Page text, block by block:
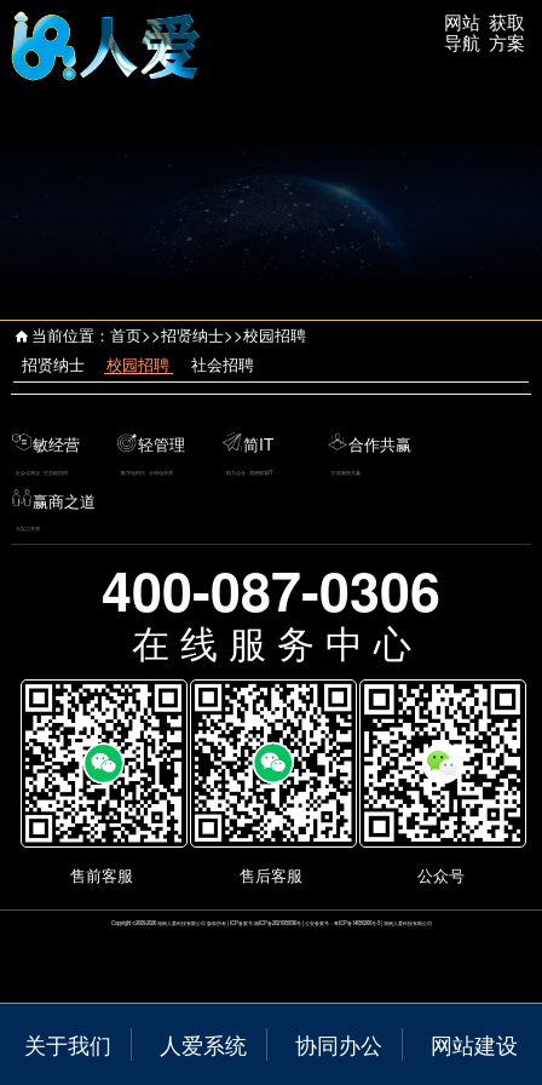
网站
导航
获取
方案
当前位置： 首页>>招贤纳士>>校园招聘
招贤纳士
校园招聘 社会招聘
敏经营
社会化商业 · 生态链协同
轻管理
数字化时代 · 全球化经营
简IT
助力企业 · 简便部署IT
合作共赢
打造聚势共赢
赢商之道
与实力并肩
400-087-0306
在 线 服 务 中 心
售前客服 售后客服 公众号
Copyright©2009-2026湖南人爱科技有限公司版权所有 | ICP备案号:湘ICP备2021005036号| 公安备案号：粤ICP备14050266号-5 | 湖南人爱科技有限公司
关于我们 人爱系统 协同办公 网站建设